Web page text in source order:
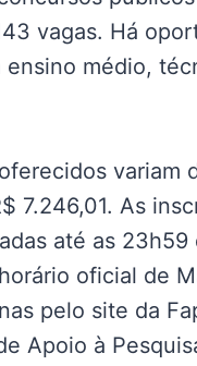
vagas. Há
ensino médio,
variam
7.246,01. As
até as 23h59
oficial de
pelo site da
Apoio à